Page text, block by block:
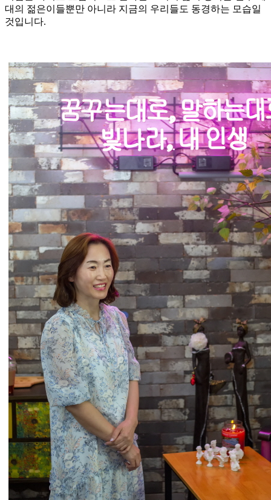
대의 젊은이들뿐만 아니라 지금의 우리들도 동경하는 모습일
것입니다.